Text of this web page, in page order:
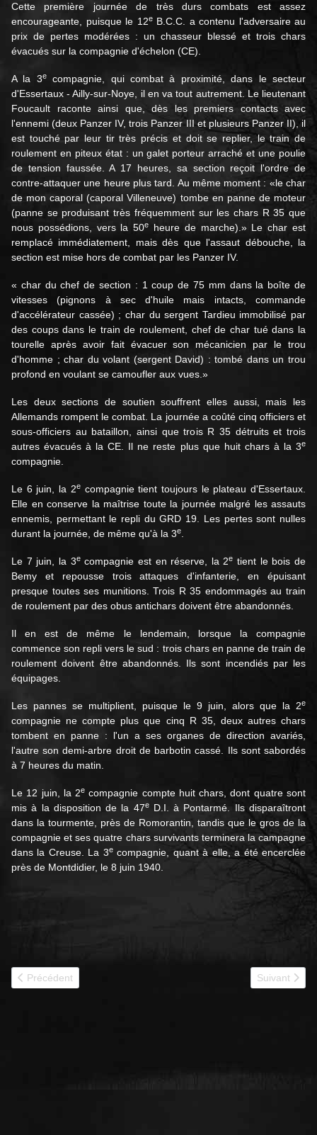
Cette première journée de très durs combats est assez
encourageante, puisque le 12eB.C.C. a contenu l'adversaire au
prix de pertes modérées : un chasseur blessé et trois chars
évacués sur la compagnie d'échelon (CE).
A la 3ecompagnie, qui combat à proximité, dans le secteur
d'Essertaux - Ailly-sur-Noye, il en va tout autrement. Le lieutenant
Foucault raconte ainsi que, dès les premiers contacts avec
l'ennemi (deux Panzer IV, trois Panzer III et plusieurs Panzer II), il
est touché par leur tir très précis et doit se replier, le train de
roulement en piteux état : un galet porteur arraché et une poulie
de tension faussée. A 17 heures, sa section reçoit l'ordre de
contre-attaquer une heure plus tard. Au même moment : «le char
de mon caporal (caporal Villeneuve) tombe en panne de moteur
(panne se produisant très fréquemment sur les chars R 35 que
nous possédions, vers la 50e
heure de marche).» Le char est
remplacé immédiatement, mais dès que l'assaut débouche, la
section est mise hors de combat par les Panzer IV.
« char du chef de section : 1 coup de 75 mm dans la boîte de
vitesses (pignons à sec d'huile mais intacts, commande
d'accélérateur cassée) ; char du sergent Tardieu immobilisé par
des coups dans le train de roulement, chef de char tué dans la
tourelle après avoir fait évacuer son mécanicien par le trou
d'homme ; char du volant (sergent David) : tombé dans un trou
profond en voulant se camoufler aux vues.»
Les deux sections de soutien souffrent elles aussi, mais les
Allemands rompent le combat. La journée a coûté cinq officiers et
sous-officiers au bataillon, ainsi que trois R 35 détruits et trois
autres évacués à la CE. Il ne reste plus que huit chars à la 3e
compagnie.
Le 6 juin, la 2ecompagnie tient toujours le plateau d'Essertaux.
Elle en conserve la maîtrise toute la journée malgré les assauts
ennemis, permettant le repli du GRD 19. Les pertes sont nulles
durant la journée, de même qu'à la 3e
Le 7 juin, la 3ecompagnie est en réserve, la 2e tient le bois de
Bemy et repousse trois attaques d'infanterie, en épuisant
presque toutes ses munitions. Trois R 35 endommagés au train
de roulement par des obus antichars doivent être abandonnés.
Il en est de même le lendemain, lorsque la compagnie
commence son repli vers le sud : trois chars en panne de train de
roulement doivent être abandonnés. Ils sont incendiés par les
équipages.
Les pannes se multiplient, puisque le 9 juin, alors que la 2e
compagnie ne compte plus que cinq R 35, deux autres chars
tombent en panne : l'un a ses organes de direction avariés,
l'autre son demi-arbre droit de barbotin cassé. Ils sont sabordés
à 7 heures du matin.
Le 12 juin, la 2e compagnie compte huit chars, dont quatre sont
mis à la disposition de la 47eD.I. à Pontarmé. Ils disparaîtront
dans la tourmente, près de Romorantin, tandis que le gros de la
compagnie et ses quatre chars survivants terminera la campagne
dans la Creuse. La 3ecompagnie, quant à elle, a été encerclée
près de Montdidier, le 8 juin 1940.
Article précédent : 1940 - 12e BCC jmo
Précédent Article
Suivant